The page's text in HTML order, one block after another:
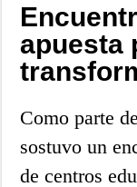
apuesta
Como parte
sostuvo un
de centros